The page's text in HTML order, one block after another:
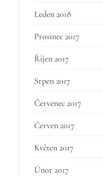
Leden 2018
Prosinec 2017
Říjen 2017
Srpen 2017
Červenec 2017
Červen 2017
Květen 2017
Únor 2017